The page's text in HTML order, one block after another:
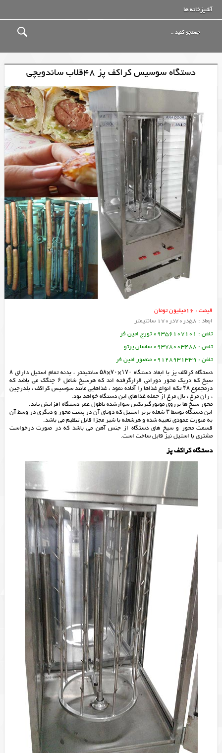
آشپزخانه ها
دستگاه سوسیس کراکف پز 48قلاب ساندویچی
قیمت : 16میلیون تومان
ابعاد : 58در70در170 سانتیمتر
تلفن : 09356107101 تورج امین فر
تلفن : 09378003488 ساسان پرتو
تلفن : 09128931339 منصور امین فر
دستگاه کراکف پز با ابعاد دستگاه ۱۷۰×۷۰×۵۸ سانتیمتر ، بدنه تمام استیل دارای ۸
سیخ که دریک محور دورانی قرارگرفته اند که هرسیخ شامل ۶ چنگک می باشد که
درمجموع ۴۸ تکه انواع غذاها را آماده نمود ، غذاهایی مانند سوسیس کراکف ، بلدرچین
، ران مرغ ، بال مرغ از جمله غذاهای این دستگاه خواهد بود.
محور سیخ ها برروی موتورگیربکس سوارشده تاطول عمر دستگاه افزایش یابد.
این دستگاه توسط ۳ شعله برنر استیل که دوتای آن در پشت محور و دیگری در وسط آن
به صورت عمودی تعبیه شده و هرشعله با شیر مجزا قابل تنظیم می باشد.
قسمت محور و سیخ های دستگاه از جنس آهن می باشد که در صورت درخواست
مشتری با استیل نیز قابل ساخت است.
دستگاه کراکف پز